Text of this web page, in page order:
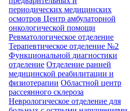
периодических медицинских
осмотровЦентр амбулаторной
онкологической помощи
Ревматологическое отделение
Терапевтическое отделение №2
Функциональной диагностики
отделение Отделение ранней
медицинской реабилитации и
физиотерапии Областной центр
рассеянного склероза
Неврологическое отделение для